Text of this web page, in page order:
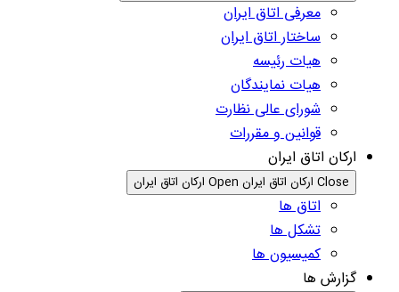
معرفی اتاق ایران
ساختار اتاق ایران
هیات رئیسه
هیات نمایندگان
شورای عالی نظارت
قوانین و مقررات
ارکان اتاق ایران
Close ارکان اتاق ایران Open ارکان اتاق ایران
اتاق ها
تشکل ها
کمیسیون ها
گزارش ها